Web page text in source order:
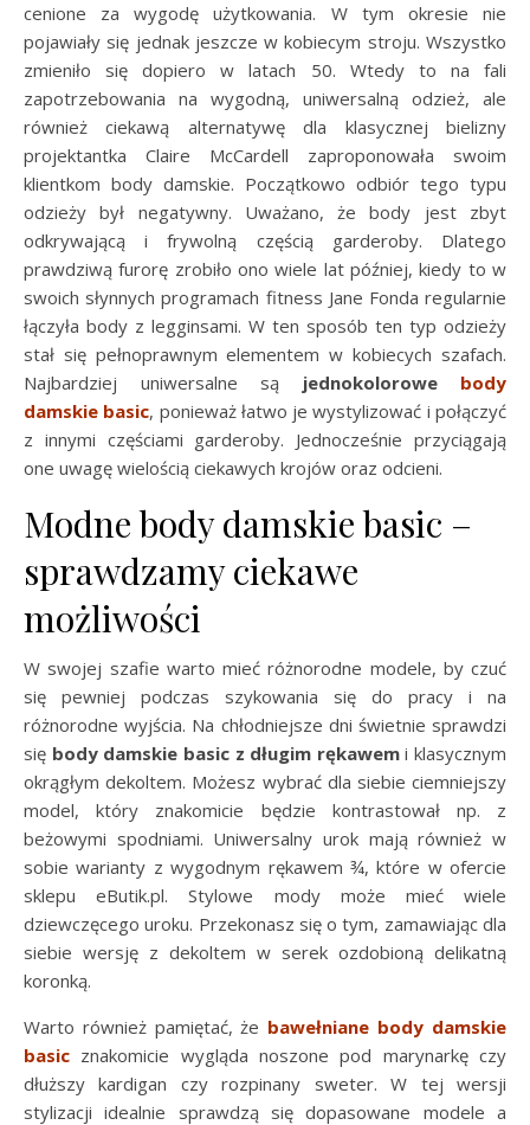
cenione za wygodę użytkowania. W tym okresie nie
pojawiały się jednak jeszcze w kobiecym stroju. Wszystko
zmieniło się dopiero w latach 50. Wtedy to na fali
zapotrzebowania na wygodną, uniwersalną odzież, ale
również ciekawą alternatywę dla klasycznej bielizny
projektantka Claire McCardell zaproponowała swoim
klientkom body damskie. Początkowo odbiór tego typu
odzieży był negatywny. Uważano, że body jest zbyt
odkrywającą i frywolną częścią garderoby. Dlatego
prawdziwą furorę zrobiło ono wiele lat później, kiedy to w
swoich słynnych programach fitness Jane Fonda regularnie
łączyła body z legginsami. W ten sposób ten typ odzieży
stał się pełnoprawnym elementem w kobiecych szafach.
Najbardziej uniwersalne są jednokolorowe body
damskie basic, ponieważ łatwo je wystylizować i połączyć
z innymi częściami garderoby. Jednocześnie przyciągają
one uwagę wielością ciekawych krojów oraz odcieni.
Modne body damskie basic –
sprawdzamy ciekawe
możliwości
W swojej szafie warto mieć różnorodne modele, by czuć
się pewniej podczas szykowania się do pracy i na
różnorodne wyjścia. Na chłodniejsze dni świetnie sprawdzi
się body damskie basic z długim rękawemi klasycznym
okrągłym dekoltem. Możesz wybrać dla siebie ciemniejszy
model, który znakomicie będzie kontrastował np. z
beżowymi spodniami. Uniwersalny urok mają również w
sobie warianty z wygodnym rękawem ¾, które w ofercie
sklepu eButik.pl. Stylowe mody może mieć wiele
dziewczęcego uroku. Przekonasz się o tym, zamawiając dla
siebie wersję z dekoltem w serek ozdobioną delikatną
koronką.
Warto również pamiętać, że bawełniane body damskie
basic znakomicie wygląda noszone pod marynarkę czy
dłuższy kardigan czy rozpinany sweter. W tej wersji
stylizacji idealnie sprawdzą się dopasowane modele a